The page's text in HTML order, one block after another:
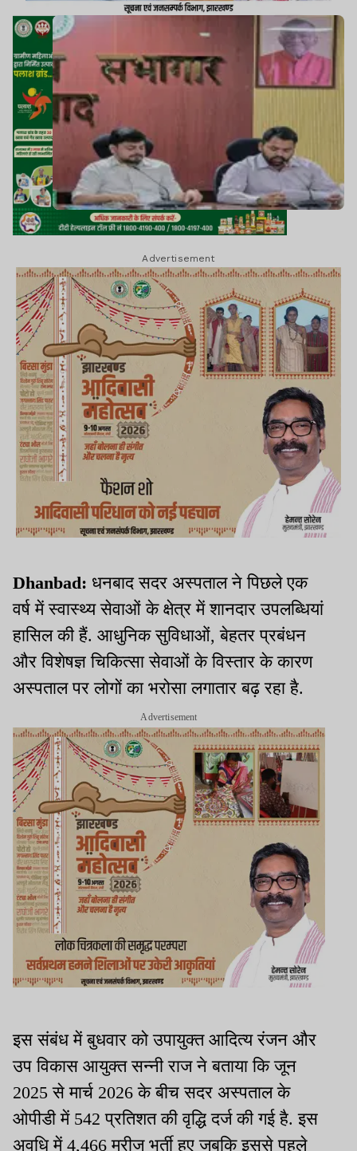
Advertisement
Dhanbad: धनबाद सदर अस्पताल ने पिछले एक
वर्ष में स्वास्थ्य सेवाओं के क्षेत्र में शानदार उपलब्धियां
हासिल की हैं. आधुनिक सुविधाओं, बेहतर प्रबंधन
और विशेषज्ञ चिकित्सा सेवाओं के विस्तार के कारण
अस्पताल पर लोगों का भरोसा लगातार बढ़ रहा है.
Advertisement
इस संबंध में बुधवार को उपायुक्त आदित्य रंजन और
उप विकास आयुक्त सन्नी राज ने बताया कि जून
2025 से मार्च 2026 के बीच सदर अस्पताल के
ओपीडी में 542 प्रतिशत की वृद्धि दर्ज की गई है. इस
अवधि में 4,466 मरीज भर्ती हुए जबकि इससे पहले